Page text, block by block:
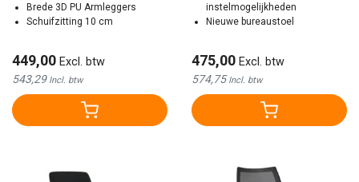
Brede 3D PU Armleggers
Schuifzitting 10 cm
449,00 Excl. btw
543,29 Incl. btw
instelmogelijkheden
Nieuwe bureaustoel
475,00 Excl. btw
574,75Incl. btw